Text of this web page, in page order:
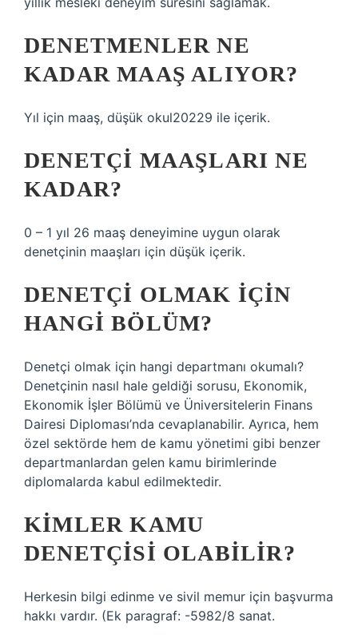
DENETMENLER NE
KADAR MAAŞ ALIYOR?
Yıl için maaş, düşük okul20229 ile içerik.
DENETÇI MAAŞLARI NE
KADAR?
0 – 1 yıl 26 maaş deneyimine uygun olarak
denetçinin maaşları için düşük içerik.
DENETÇI OLMAK IÇIN
HANGI BÖLÜM?
Denetçi olmak için hangi departmanı okumalı?
Denetçinin nasıl hale geldiği sorusu, Ekonomik,
Ekonomik İşler Bölümü ve Üniversitelerin Finans
Dairesi Diploması’nda cevaplanabilir. Ayrıca, hem
özel sektörde hem de kamu yönetimi gibi benzer
departmanlardan gelen kamu birimlerinde
diplomalarda kabul edilmektedir.
KIMLER KAMU
DENETÇISI OLABILIR?
Herkesin bilgi edinme ve sivil memur için başvurma
hakkı vardır. (Ek paragraf: -5982/8 sanat.